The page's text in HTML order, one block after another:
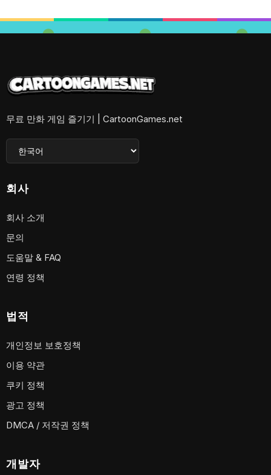
무료 만화 게임 즐기기 | CartoonGames.net
회사
회사 소개
문의
도움말 & FAQ
연령 정책
법적
개인정보 보호정책
이용 약관
쿠키 정책
광고 정책
DMCA / 저작권 정책
개발자